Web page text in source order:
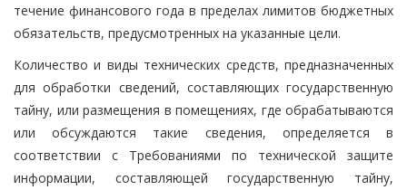
течение финансового года в пределах лимитов бюджетных
обязательств, предусмотренных на указанные цели.
Количество и виды технических средств, предназначенных
для обработки сведений, составляющих государственную
тайну, или размещения в помещениях, где обрабатываются
или обсуждаются такие сведения, определяется в
соответствии с Требованиями по технической защите
информации, составляющей государственную тайну,